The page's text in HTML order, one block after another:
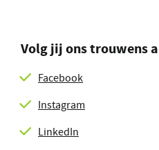
Volg jij ons trouwens
Facebook
Instagram
LinkedIn